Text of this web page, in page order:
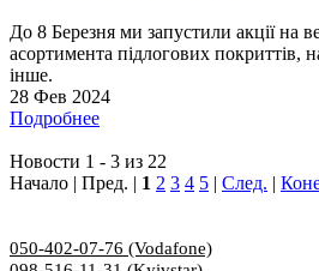
До 8 Березня ми запустили акції на
асортимента підлогових покриттів,
інше.
28 Фев 2024
Подробнее
Новости 1 - 3 из 22
Начало | Пред. | 1 2 3 4 5 | След. |
050-402-07-76 (Vodafone)